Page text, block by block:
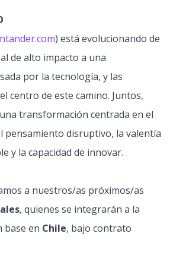
) está evolucionando de
de alto impacto a una
por la tecnología, y las
centro de este camino. Juntos,
transformación centrada en el
pensamiento disruptivo, la valentía
y la capacidad de innovar.
a nuestros/as próximos/as
, quienes se integrarán a la
base en Chile, bajo contrato